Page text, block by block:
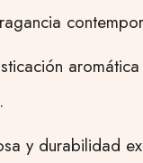
y durabilidad